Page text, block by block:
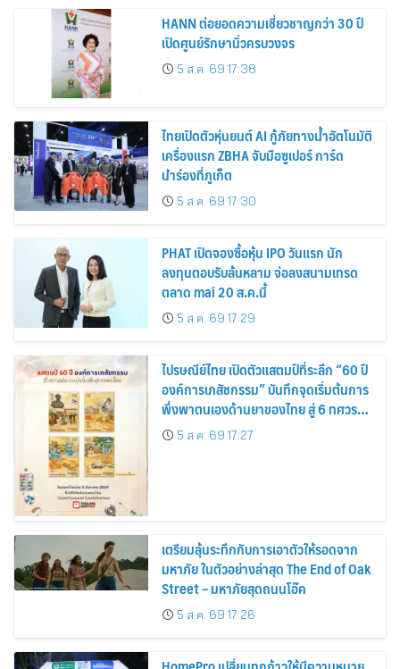
HANN ต่อยอดความเชี่ยวชาญกว่า 30 ปี
เปิดศูนย์รักษานิ่วครบวงจร
5 ส.ค. 69 17:38
ไทยเปิดตัวหุ่นยนต์ AI กู้ภัยทางน้ำอัตโนมัติ
เครื่องแรก ZBHA จับมือซูเปอร์ การ์ด
นำร่องที่ภูเก็ต
5 ส.ค. 69 17:30
PHAT เปิดจองซื้อหุ้น IPO วันแรก นัก
ลงทุนตอบรับล้นหลาม จ่อลงสนามเทรด
ตลาด mai 20 ส.ค.นี้
5 ส.ค. 69 17:29
ไปรษณีย์ไทย เปิดตัวแสตมป์ที่ระลึก “60 ปี
องค์การเภสัชกรรม” บันทึกจุดเริ่มต้นการ
พึ่งพาตนเองด้านยาของไทย สู่ 6 ทศวรรษ
แห่งการพัฒนาสุขภาพคนไทย
5 ส.ค. 69 17:27
เตรียมลุ้นระทึกกับการเอาตัวให้รอดจาก
มหาภัย ในตัวอย่างล่าสุด The End of Oak
Street – มหาภัยสุดถนนโอ๊ค
5 ส.ค. 69 17:26